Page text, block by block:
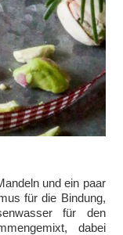
und ein paar
für die Bindung,
für den
dabei